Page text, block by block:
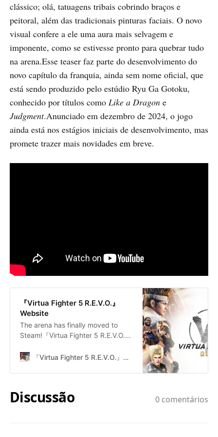
clássico; olá, tatuagens tribais cobrindo braços e
peitoral, além das tradicionais pinturas faciais. O novo
visual confere a ele uma aura mais selvagem e
imponente, como se estivesse pronto para quebrar tudo
na arena.Esse teaser faz parte do desenvolvimento do
novo capítulo da franquia, ainda sem nome oficial, que
está sendo produzido pelo estúdio Ryu Ga Gotoku,
conhecido por títulos como Like a Dragon e
Judgment.Anunciado em dezembro de 2024, o jogo
ainda está nos estágios iniciais de desenvolvimento, mas
promete trazer mais novidades em breve.
『Virtua Fighter 5 R.E.V.O.』
Website
The arena has finally moved to
Steam!『Virtua Fighter 5 R.E.V.O.』
『Virtua Fighter 5 R.E.V.O.』Website